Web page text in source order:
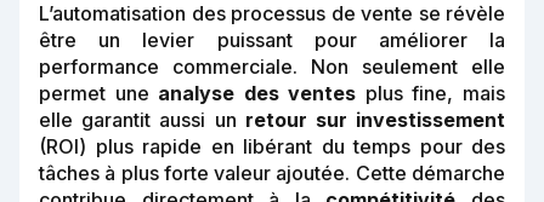
L’automatisation des processus de vente se révèle
être un levier puissant pour améliorer la
performance commerciale. Non seulement elle
permet une analyse des ventes plus fine, mais
elle garantit aussi un retour sur investissement
(ROI) plus rapide en libérant du temps pour des
tâches à plus forte valeur ajoutée. Cette démarche